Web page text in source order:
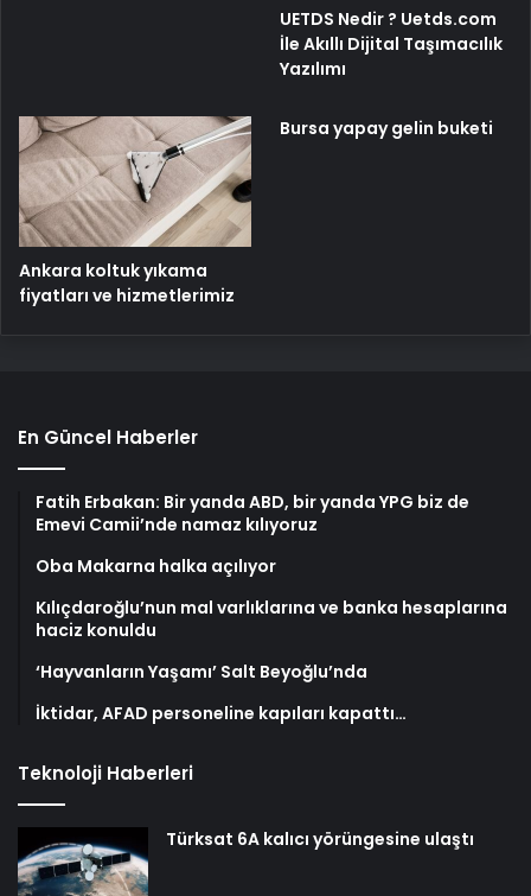
UETDS Nedir ? Uetds.com
İle Akıllı Dijital Taşımacılık
Yazılımı
Ankara koltuk yıkama
fiyatları ve hizmetlerimiz
Bursa yapay gelin buketi
En Güncel Haberler
Fatih Erbakan: Bir yanda ABD, bir yanda YPG biz de
Emevi Camii’nde namaz kılıyoruz
Oba Makarna halka açılıyor
Kılıçdaroğlu’nun mal varlıklarına ve banka hesaplarına
haciz konuldu
‘Hayvanların Yaşamı’ Salt Beyoğlu’nda
İktidar, AFAD personeline kapıları kapattı…
Teknoloji Haberleri
Türksat 6A kalıcı yörüngesine ulaştı